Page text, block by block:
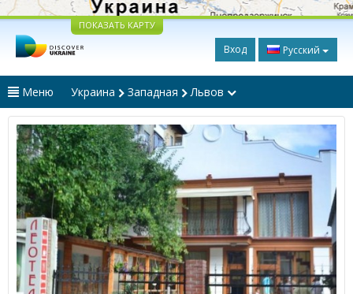
ПОКАЗАТЬ КАРТУ
Вход Русский
Меню Украина Западная Львов